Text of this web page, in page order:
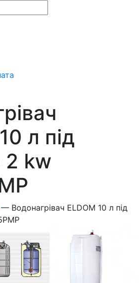
л під
kw
— Водонагрівач ELDOM 10 л під